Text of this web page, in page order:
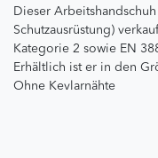
Dieser
Schutzausrüstung)
Kategorie 2 sowie EN
Erhältlich ist er in den
Ohne Kevlarnähte